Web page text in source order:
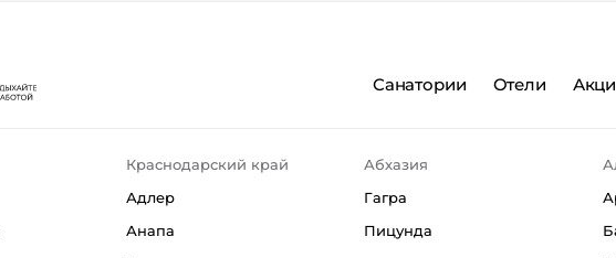
Санатории Отели
Краснодарский край
Адлер
Анапа
Абхазия
Гагра
Пицунда